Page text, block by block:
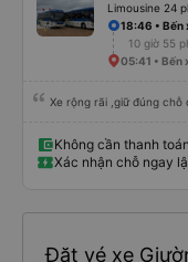
Limousine 24
18:46 • Bến
10 giờ 55
05:41 • Bến
Xe rộng rãi ,giữ đúng
Không cần thanh
Xác nhận chỗ ngay
Đặt vé xe